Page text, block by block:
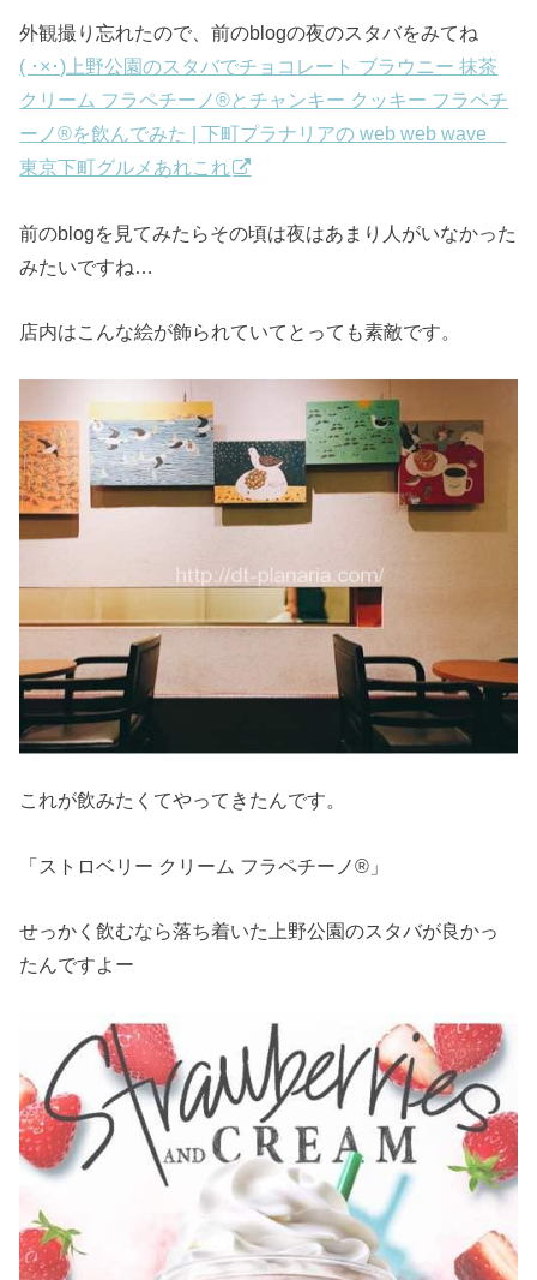
外観撮り忘れたので、前のblogの夜のスタバをみてね
( ･×･)上野公園のスタバでチョコレート ブラウニー 抹茶
クリーム フラペチーノ®とチャンキー クッキー フラペチ
ーノ®を飲んでみた | 下町プラナリアの web web wave
東京下町グルメあれこれ
前のblogを見てみたらその頃は夜はあまり人がいなかった
みたいですね…
店内はこんな絵が飾られていてとっても素敵です。
これが飲みたくてやってきたんです。
「ストロベリー クリーム フラペチーノ®」
せっかく飲むなら落ち着いた上野公園のスタバが良かっ
たんですよー